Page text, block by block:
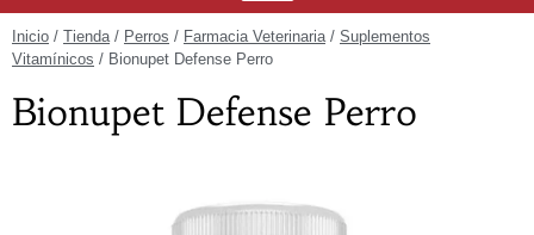
Inicio / Tienda/ Perros / Farmacia Veterinaria/ Suplementos
Vitamínicos / Bionupet Defense Perro
Bionupet Defense Perro